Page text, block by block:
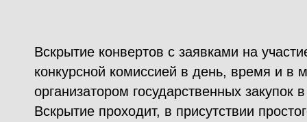
Вскрытие конвертов с заявками на
конкурсной комиссией в день, время и в
организатором государственных закупок
Вскрытие проходит, в присутствии